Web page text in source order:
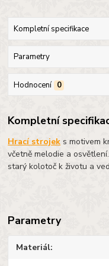
Kompletní specifikace
Parametry
Hodnocení 0
Kompletní
Hrací strojek s motivem
včetně melodie a
starý kolotoč k životu a
Parametry
Materiál